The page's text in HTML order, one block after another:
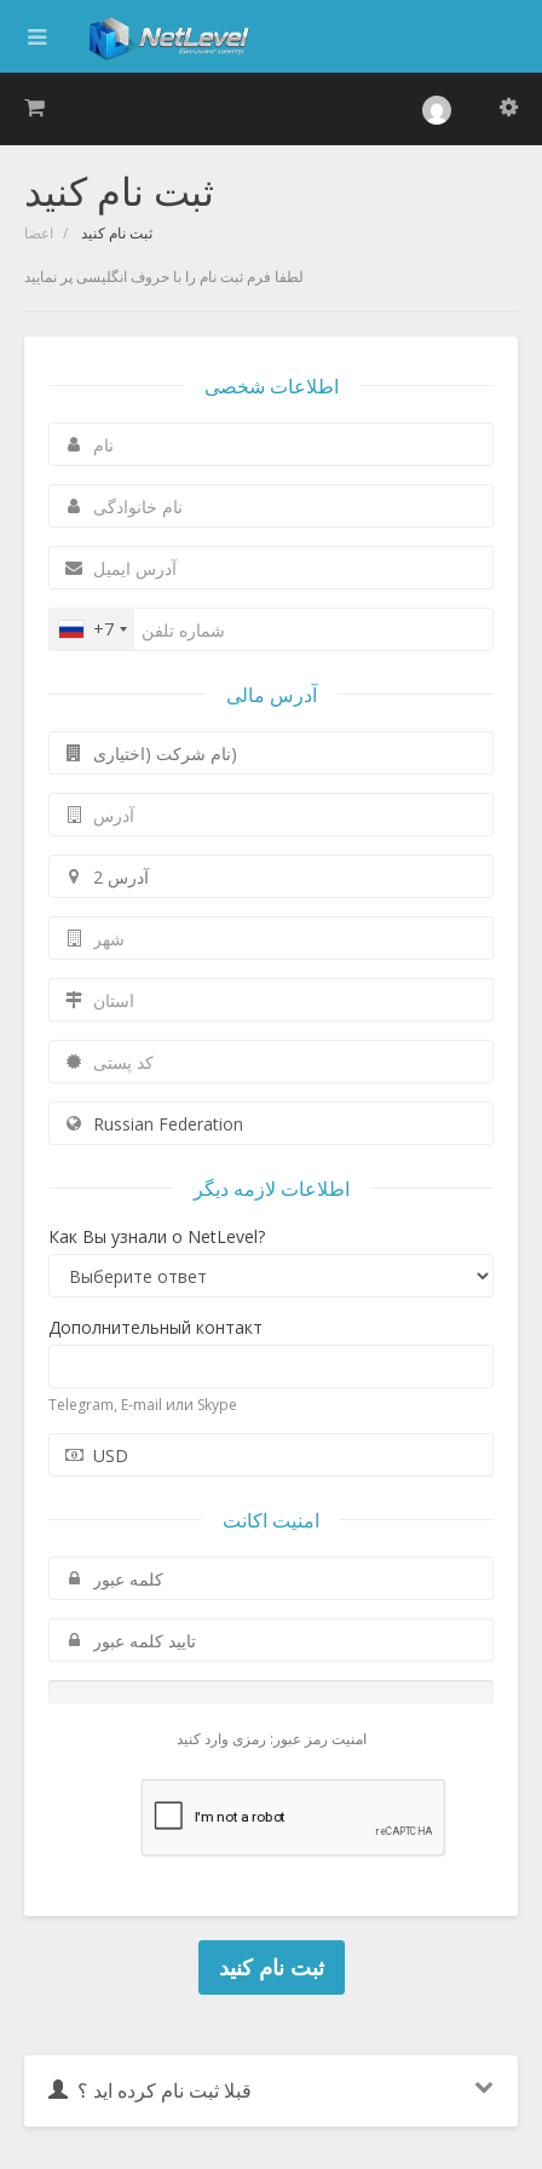
ثبت نام کنید
اعضا ثبت نام کنید
لطفا فرم ثبت نام را با حروف انگلیسی پر نمایید
اطلاعات شخصی
+7
آدرس مالی
اطلاعات لازمه دیگر
Как Вы узнали о NetLevel?
Дополнительный контакт
Telegram, E-mail или Skype
امنیت اکانت
امنیت رمز عبور: رمزی وارد کنید
قبلا ثبت نام کرده اید ؟